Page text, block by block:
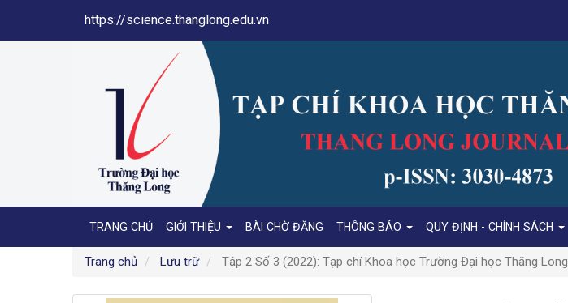
chính
https://science.thanglong.edu.vn
TRANG CHỦ GIỚI THIỆU BÀI CHỜ ĐĂNG THÔNG BÁO QUY ĐỊNH - CHÍNH SÁCH
Trang chủ Lưu trữ Tập 2 Số 3 (2022): Tạp chí Khoa học Trường Đại học Thăng Long